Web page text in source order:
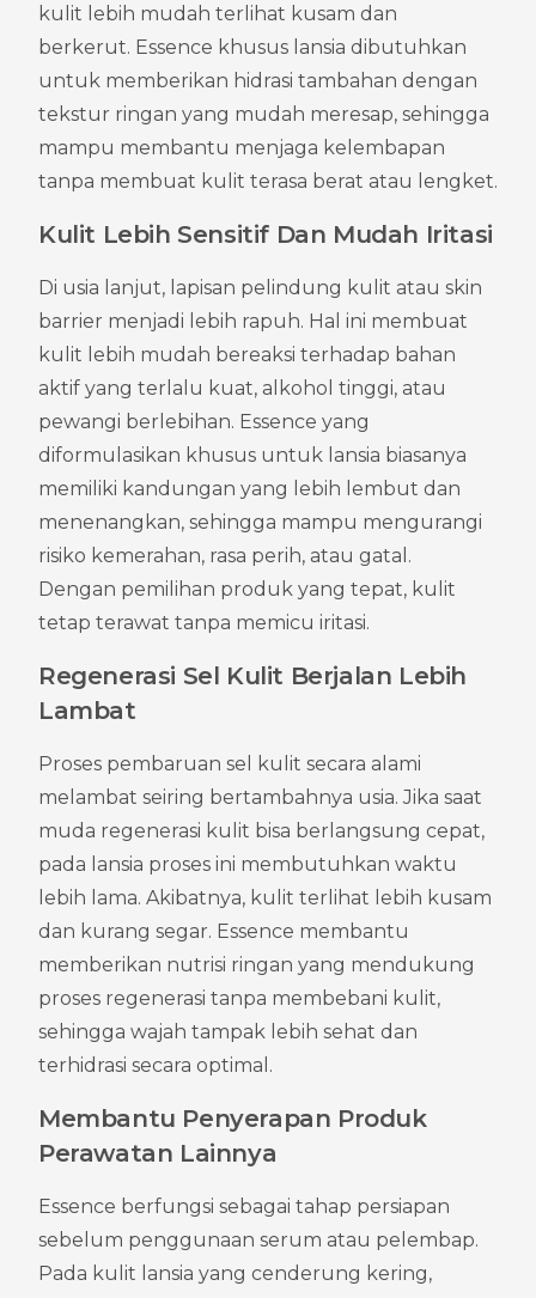
kulit lebih mudah terlihat kusam dan
berkerut. Essence khusus lansia dibutuhkan
untuk memberikan hidrasi tambahan dengan
tekstur ringan yang mudah meresap, sehingga
mampu membantu menjaga kelembapan
tanpa membuat kulit terasa berat atau lengket.
Kulit Lebih Sensitif Dan Mudah Iritasi
Di usia lanjut, lapisan pelindung kulit atau skin
barrier menjadi lebih rapuh. Hal ini membuat
kulit lebih mudah bereaksi terhadap bahan
aktif yang terlalu kuat, alkohol tinggi, atau
pewangi berlebihan. Essence yang
diformulasikan khusus untuk lansia biasanya
memiliki kandungan yang lebih lembut dan
menenangkan, sehingga mampu mengurangi
risiko kemerahan, rasa perih, atau gatal.
Dengan pemilihan produk yang tepat, kulit
tetap terawat tanpa memicu iritasi.
Regenerasi Sel Kulit Berjalan Lebih
Lambat
Proses pembaruan sel kulit secara alami
melambat seiring bertambahnya usia. Jika saat
muda regenerasi kulit bisa berlangsung cepat,
pada lansia proses ini membutuhkan waktu
lebih lama. Akibatnya, kulit terlihat lebih kusam
dan kurang segar. Essence membantu
memberikan nutrisi ringan yang mendukung
proses regenerasi tanpa membebani kulit,
sehingga wajah tampak lebih sehat dan
terhidrasi secara optimal.
Membantu Penyerapan Produk
Perawatan Lainnya
Essence berfungsi sebagai tahap persiapan
sebelum penggunaan serum atau pelembap.
Pada kulit lansia yang cenderung kering,